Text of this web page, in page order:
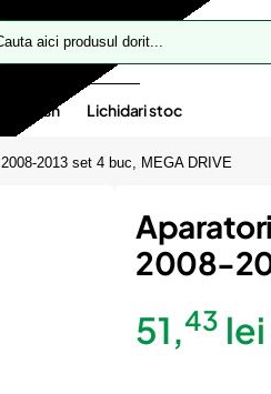
flash Lichidari stoc
2013 set 4 buc, MEGA DRIVE
2008-
51,43 lei